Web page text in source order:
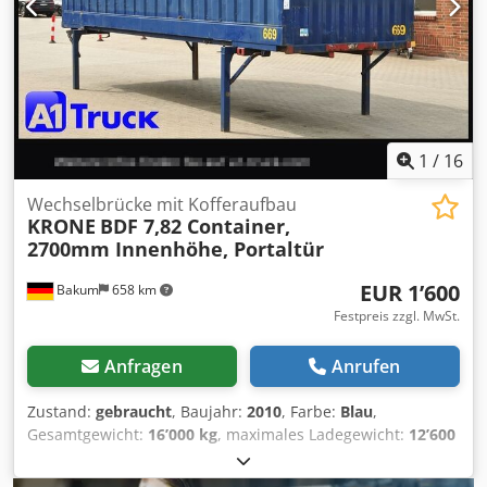
1 / 16
Bakum 658 km
Wechselbrücke mit Kofferaufbau
KRONE BDF 7,82 Container,
2700mm Innenhöhe, Portaltür
EUR 1’600
Festpreis zzgl. MwSt.
Anfragen Anrufen
Zustand: gebraucht, Baujahr: 2010, Farbe: Blau,
Gesamtgewicht: 16’000 kg, maximales Ladegewicht: 12’600
, Laderaumvolumen:
Laderaumbreite:2’480 mm, Laderaumlänge:7’700 mm,